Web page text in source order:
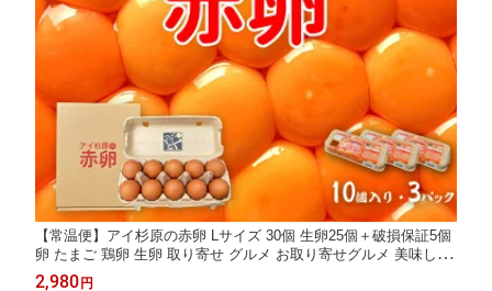
【常温便】アイ杉原の赤卵 Lサイズ 30個 生卵25個＋破損保証5個
卵 たまご 鶏卵 生卵 取り寄せ グルメ お取り寄せグルメ 美味しい
新鮮 新鮮な生卵 産みたて卵 赤い卵 赤卵 直送 産地直送 養鶏 養鶏
2,980 円